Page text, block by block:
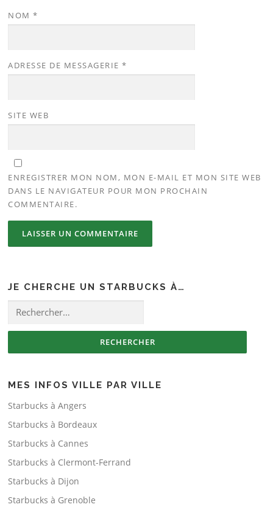
NOM*
ADRESSE DE MESSAGERIE*
SITE WEB
ENREGISTRER MON NOM, MON E-MAIL ET MON SITE WEB
DANS LE NAVIGATEUR POUR MON PROCHAIN
COMMENTAIRE.
JE CHERCHE UN STARBUCKS À…
Rechercher :
MES INFOS VILLE PAR VILLE
Starbucks à Angers
Starbucks à Bordeaux
Starbucks à Cannes
Starbucks à Clermont-Ferrand
Starbucks à Dijon
Starbucks à Grenoble